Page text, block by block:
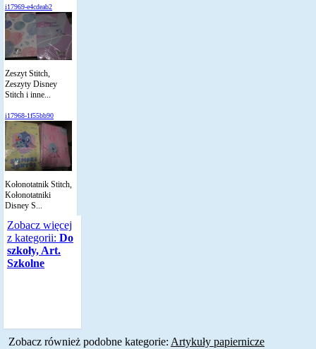
i17969-e4cdeab2
Zeszyt Stitch,
Zeszyty Disney
Stitch i inne...
i17968-1f55bb90
Kołonotatnik Stitch,
Kołonotatniki
Disney S...
Zobacz więcej
z kategorii: Do
szkoły, Art.
Szkolne
Zobacz również podobne kategorie: Artykuły papiernicze